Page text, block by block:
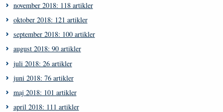
november 2018: 118 artikler
oktober 2018: 121 artikler
september 2018: 100 artikler
august 2018: 90 artikler
juli 2018: 26 artikler
juni 2018: 76 artikler
maj 2018: 101 artikler
april 2018: 111 artikler